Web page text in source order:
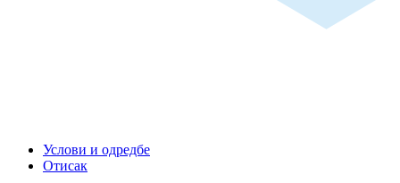
Услови и одредбе
Отисак